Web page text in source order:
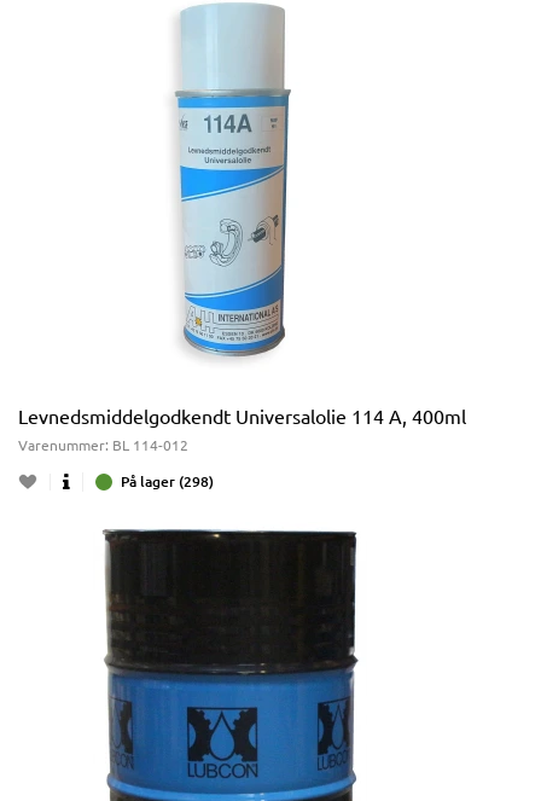
Levnedsmiddelgodkendt Universalolie 114 A, 400ml
Varenummer: BL 114-012
På lager (298)